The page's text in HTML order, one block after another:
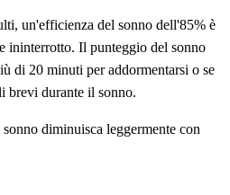
un'efficienza del sonno dell'85% è
ininterrotto. Il punteggio del sonno
di 20 minuti per addormentarsi o se
brevi durante il sonno.
diminuisca leggermente con